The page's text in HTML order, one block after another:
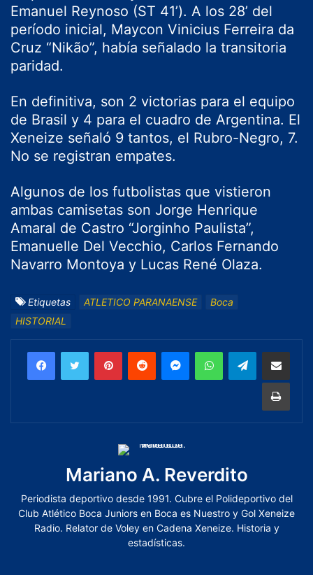
Emanuel Reynoso (ST 41’). A los 28’ del
período inicial, Maycon Vinicius Ferreira da
Cruz “Nikão”, había señalado la transitoria
paridad.
En definitiva, son 2 victorias para el equipo
de Brasil y 4 para el cuadro de Argentina. El
Xeneize señaló 9 tantos, el Rubro-Negro, 7.
No se registran empates.
Algunos de los futbolistas que vistieron
ambas camisetas son Jorge Henrique
Amaral de Castro “Jorginho Paulista”,
Emanuelle Del Vecchio, Carlos Fernando
Navarro Montoya y Lucas René Olaza.
Etiquetas ATLETICO PARANAENSE
Boca
HISTORIAL
Mariano A. Reverdito
Periodista deportivo desde 1991. Cubre el Polideportivo del
Club Atlético Boca Juniors en Boca es Nuestro y Gol Xeneize
Radio. Relator de Voley en Cadena Xeneize. Historia y
estadísticas.